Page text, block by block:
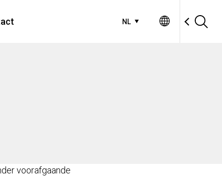
NL
voorafgaande